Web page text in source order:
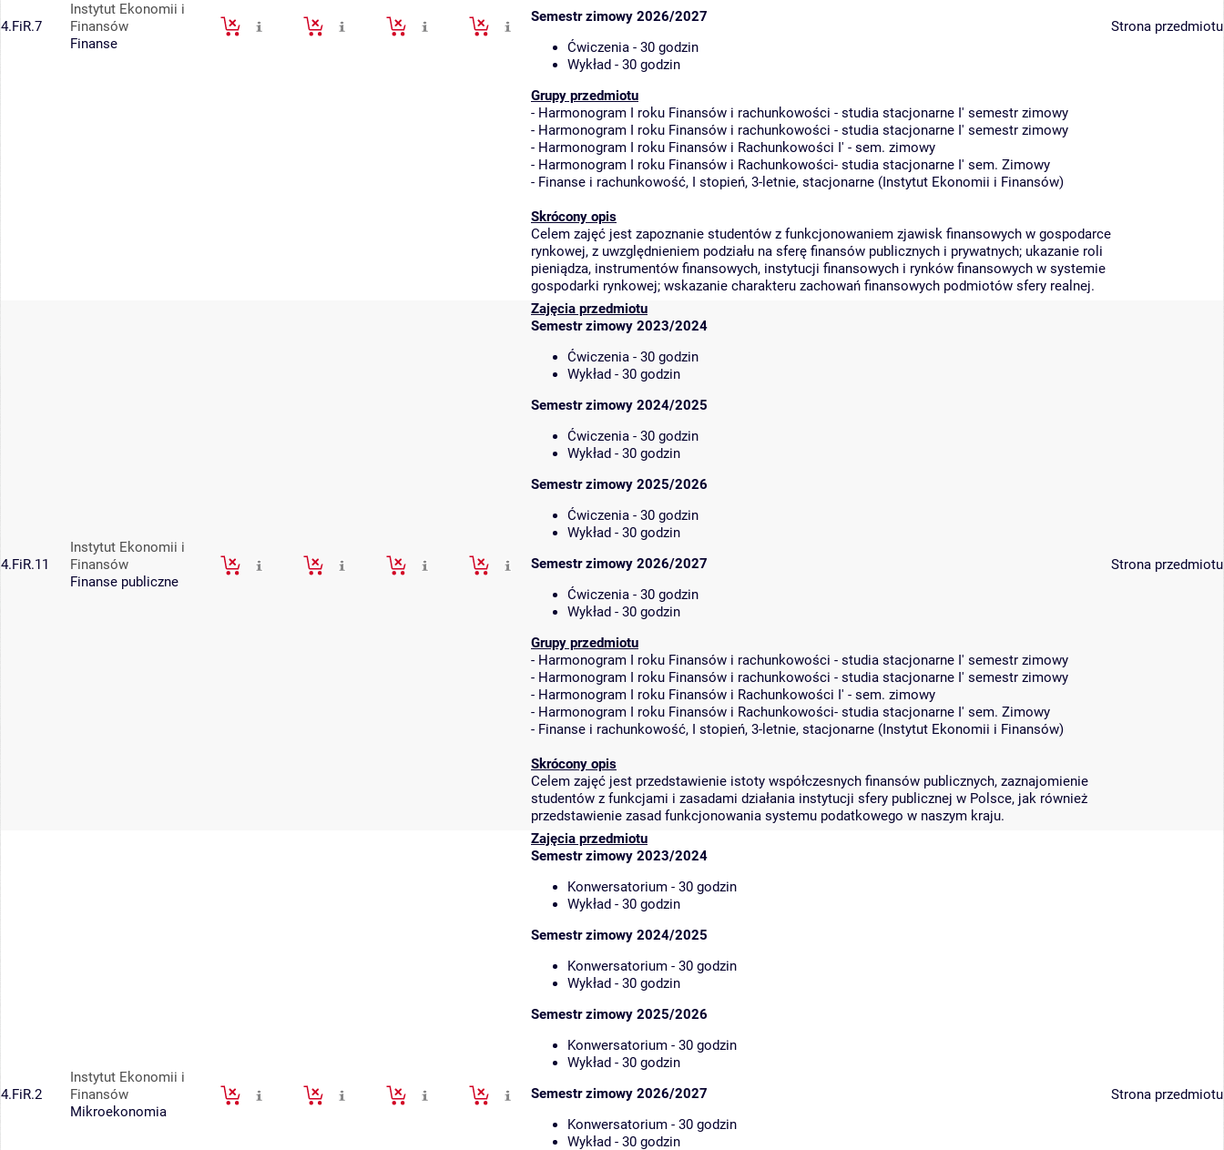
4.FiR.7
Instytut Ekonomii i
Finansów
Finanse
Semestr zimowy 2026/2027
Ćwiczenia - 30 godzin
Wykład - 30 godzin
Grupy przedmiotu
- Harmonogram I roku Finansów i rachunkowości - studia stacjonarne I' semestr zimowy
- Harmonogram I roku Finansów i rachunkowości - studia stacjonarne I' semestr zimowy
- Harmonogram I roku Finansów i Rachunkowości I' - sem. zimowy
- Harmonogram I roku Finansów i Rachunkowości- studia stacjonarne I' sem. Zimowy
- Finanse i rachunkowość, I stopień, 3-letnie, stacjonarne (Instytut Ekonomii i Finansów)
Skrócony opis
Celem zajęć jest zapoznanie studentów z funkcjonowaniem zjawisk finansowych w gospodarce
rynkowej, z uwzględnieniem podziału na sferę finansów publicznych i prywatnych; ukazanie roli
pieniądza, instrumentów finansowych, instytucji finansowych i rynków finansowych w systemie
gospodarki rynkowej; wskazanie charakteru zachowań finansowych podmiotów sfery realnej.
Strona przedmiotu
4.FiR.11
Instytut Ekonomii i
Finansów
Finanse publiczne
Zajęcia przedmiotu
Semestr zimowy 2023/2024
Ćwiczenia - 30 godzin
Wykład - 30 godzin
Semestr zimowy 2024/2025
Ćwiczenia - 30 godzin
Wykład - 30 godzin
Semestr zimowy 2025/2026
Ćwiczenia - 30 godzin
Wykład - 30 godzin
Semestr zimowy 2026/2027
Ćwiczenia - 30 godzin
Wykład - 30 godzin
Grupy przedmiotu
- Harmonogram I roku Finansów i rachunkowości - studia stacjonarne I' semestr zimowy
- Harmonogram I roku Finansów i rachunkowości - studia stacjonarne I' semestr zimowy
- Harmonogram I roku Finansów i Rachunkowości I' - sem. zimowy
- Harmonogram I roku Finansów i Rachunkowości- studia stacjonarne I' sem. Zimowy
- Finanse i rachunkowość, I stopień, 3-letnie, stacjonarne (Instytut Ekonomii i Finansów)
Skrócony opis
Celem zajęć jest przedstawienie istoty współczesnych finansów publicznych, zaznajomienie
studentów z funkcjami i zasadami działania instytucji sfery publicznej w Polsce, jak również
przedstawienie zasad funkcjonowania systemu podatkowego w naszym kraju.
Strona przedmiotu
4.FiR.2
Instytut Ekonomii i
Finansów
Mikroekonomia
Zajęcia przedmiotu
Semestr zimowy 2023/2024
Konwersatorium - 30 godzin
Wykład - 30 godzin
Semestr zimowy 2024/2025
Konwersatorium - 30 godzin
Wykład - 30 godzin
Semestr zimowy 2025/2026
Konwersatorium - 30 godzin
Wykład - 30 godzin
Semestr zimowy 2026/2027
Konwersatorium - 30 godzin
Wykład - 30 godzin
Strona przedmiotu